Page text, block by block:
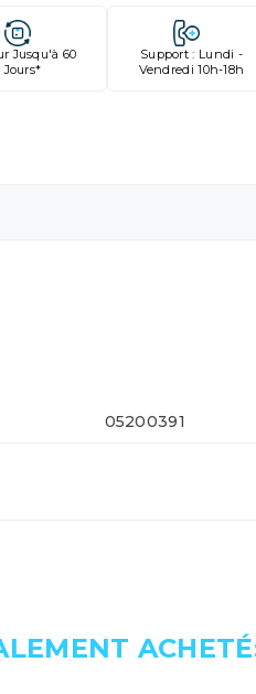
Jusqu'à 60
Jours*
Support : Lundi -
Vendredi 10h-18h
05200391